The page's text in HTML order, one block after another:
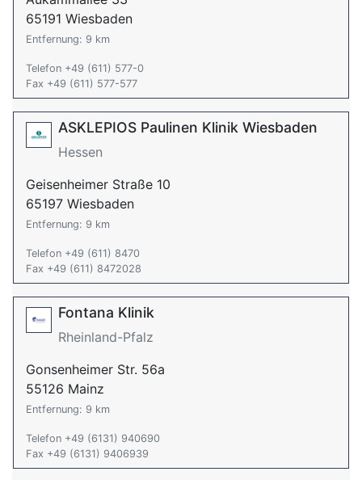
65191 Wiesbaden
Entfernung: 9 km
Telefon +49 (611) 577-0
Fax +49 (611) 577-577
ASKLEPIOS Paulinen Klinik Wiesbaden
Hessen
Geisenheimer Straße 10
65197 Wiesbaden
Entfernung: 9 km
Telefon +49 (611) 8470
Fax +49 (611) 8472028
Fontana Klinik
Rheinland-Pfalz
Gonsenheimer Str. 56a
55126 Mainz
Entfernung: 9 km
Telefon +49 (6131) 940690
Fax +49 (6131) 9406939